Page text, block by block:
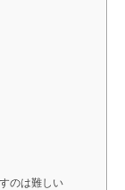
のは難しい